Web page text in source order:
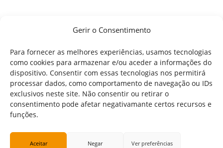
Gerir o Consentimento
Para fornecer as melhores experiências, usamos tecnologias
como cookies para armazenar e/ou aceder a informações do
dispositivo. Consentir com essas tecnologias nos permitirá
processar dados, como comportamento de navegação ou IDs
exclusivos neste site. Não consentir ou retirar o
consentimento pode afetar negativamante certos recursos e
funções.
Aceitar Negar Ver preferências